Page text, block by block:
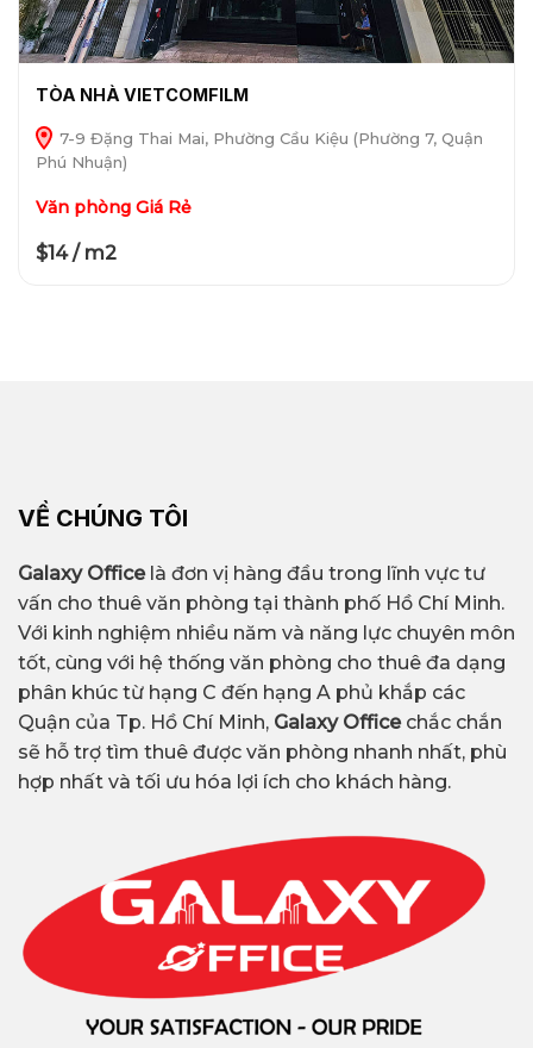
TÒA NHÀ VIETCOMFILM
7-9 Đặng Thai Mai, Phường Cầu Kiệu (Phường 7, Quận
Phú Nhuận)
Văn phòng Giá Rẻ
$14 / m2
VỀ CHÚNG TÔI
Galaxy Officelà đơn vị hàng đầu trong lĩnh vực tư
vấn cho thuê văn phòng tại thành phố Hồ Chí Minh.
Với kinh nghiệm nhiều năm và năng lực chuyên môn
tốt, cùng với hệ thống văn phòng cho thuê đa dạng
phân khúc từ hạng C đến hạng A phủ khắp các
Quận của Tp. Hồ Chí Minh, Galaxy Office chắc chắn
sẽ hỗ trợ tìm thuê được văn phòng nhanh nhất, phù
hợp nhất và tối ưu hóa lợi ích cho khách hàng.